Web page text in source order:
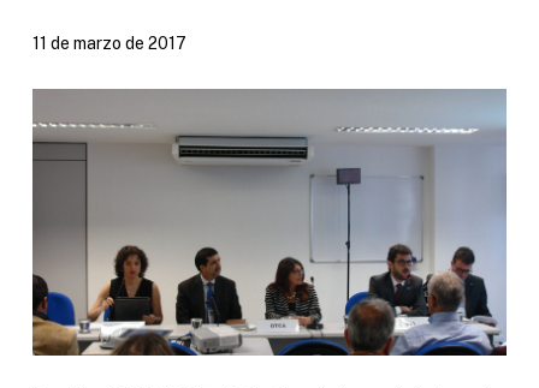
11 de marzo de 2017